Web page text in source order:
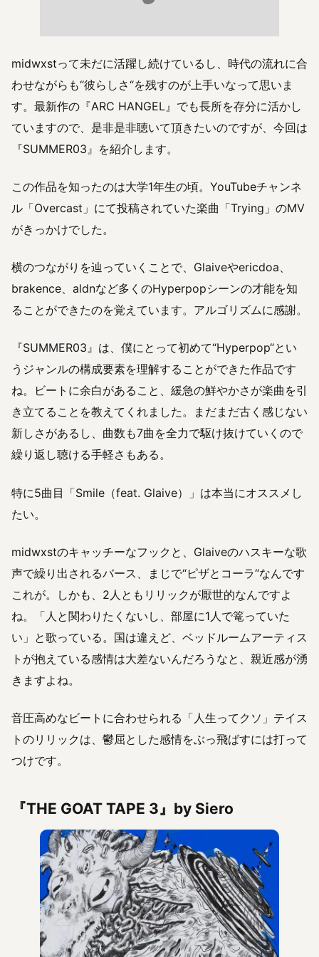
midwxstって未だに活躍し続けているし、時代の流れに合
わせながらも“彼らしさ“を残すのが上手いなって思いま
す。最新作の『ARC HANGEL』でも長所を存分に活かし
ていますので、是非是非聴いて頂きたいのですが、今回は
『SUMMER03』を紹介します。
この作品を知ったのは大学1年生の頃。YouTubeチャンネ
ル「Overcast」にて投稿されていた楽曲「Trying」のMV
がきっかけでした。
横のつながりを辿っていくことで、Glaiveやericdoa、
brakence、aldnなど多くのHyperpopシーンの才能を知
ることができたのを覚えています。アルゴリズムに感謝。
『SUMMER03』は、僕にとって初めて“Hyperpop“とい
うジャンルの構成要素を理解することができた作品です
ね。ビートに余白があること、緩急の鮮やかさが楽曲を引
き立てることを教えてくれました。まだまだ古く感じない
新しさがあるし、曲数も7曲を全力で駆け抜けていくので
繰り返し聴ける手軽さもある。
特に5曲目「Smile（feat. Glaive）」は本当にオススメし
たい。
midwxstのキャッチーなフックと、Glaiveのハスキーな歌
声で繰り出されるバース、まじで“ピザとコーラ“なんです
これが。しかも、2人ともリリックが厭世的なんですよ
ね。「人と関わりたくないし、部屋に1人で篭っていた
い」と歌っている。国は違えど、ベッドルームアーティス
トが抱えている感情は大差ないんだろうなと、親近感が湧
きますよね。
音圧高めなビートに合わせられる「人生ってクソ」テイス
トのリリックは、鬱屈とした感情をぶっ飛ばすには打って
つけです。
『THE GOAT TAPE 3』by Siero